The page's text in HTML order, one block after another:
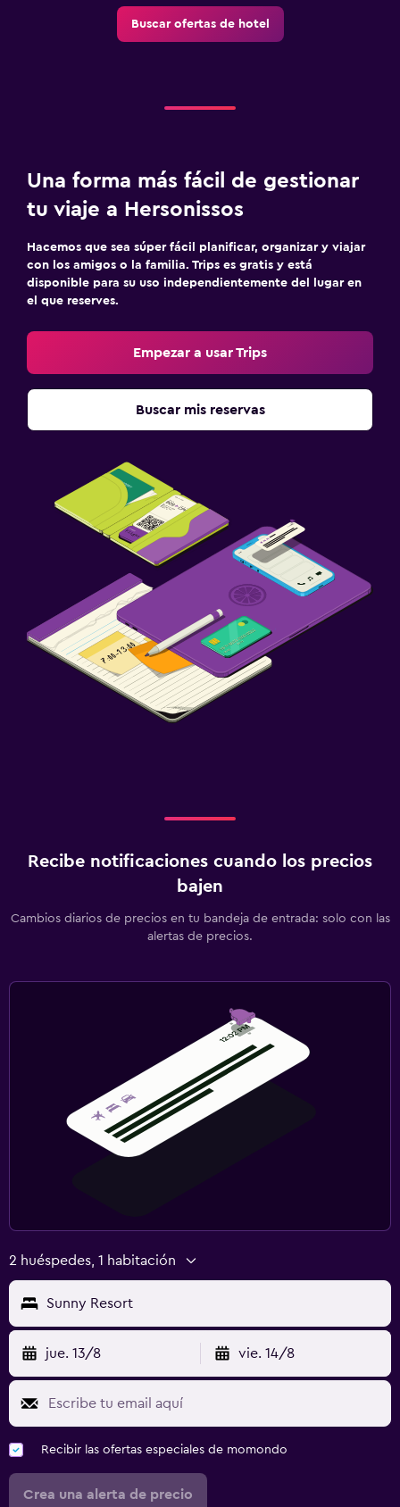
Buscar ofertas de hotel
Una forma más fácil de gestionar
tu viaje a Hersonissos
Hacemos que sea súper fácil planificar, organizar y viajar
con los amigos o la familia. Trips es gratis y está
disponible para su uso independientemente del lugar en
el que reserves.
Empezar a usar Trips
Buscar mis reservas
Recibe notificaciones cuando los precios
bajen
Cambios diarios de precios en tu bandeja de entrada: solo con las
alertas de precios.
2 huéspedes, 1 habitación
Sunny Resort
jue. 13/8 vie. 14/8
Recibir las ofertas especiales de momondo
Crea una alerta de precio